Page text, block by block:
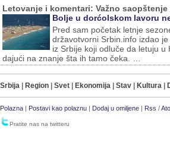
Letovanje i komentari: Važno
Bolje u dorćolskom lavoru
Pred sam početak letnje
državotvorni Srbin.info izdao
iz Srbije koji odluče da letuju u
dajući na znanje šta ih tamo čeka. …
Srbija Region Svet Ekonomija Stav Kultura
Polazna | Postavi kao polaznu | Dodaj u omiljene | Rss /
Pratite nas na twitteru